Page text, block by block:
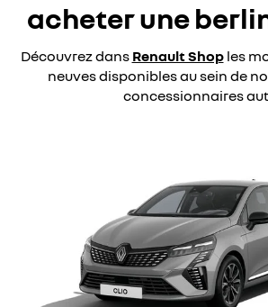
acheter une
Découvrez dans Renault Shoples
neuves disponibles au sein de
concessionnaires